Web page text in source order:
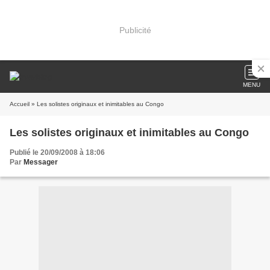
Publicité
MENU
Accueil » Les solistes originaux et inimitables au Congo
Les solistes originaux et inimitables au Congo
Publié le 20/09/2008 à 18:06
Par Messager